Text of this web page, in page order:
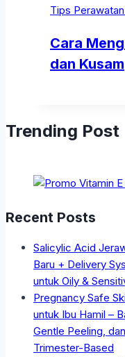
Tips
Cara
dan Kusam
Trending Post
Recent Posts
Salicylic Acid
Baru + Delivery
untuk Oily &
Pregnancy Safe
untuk Ibu Hamil –
Gentle Peeling,
Trimester-Based